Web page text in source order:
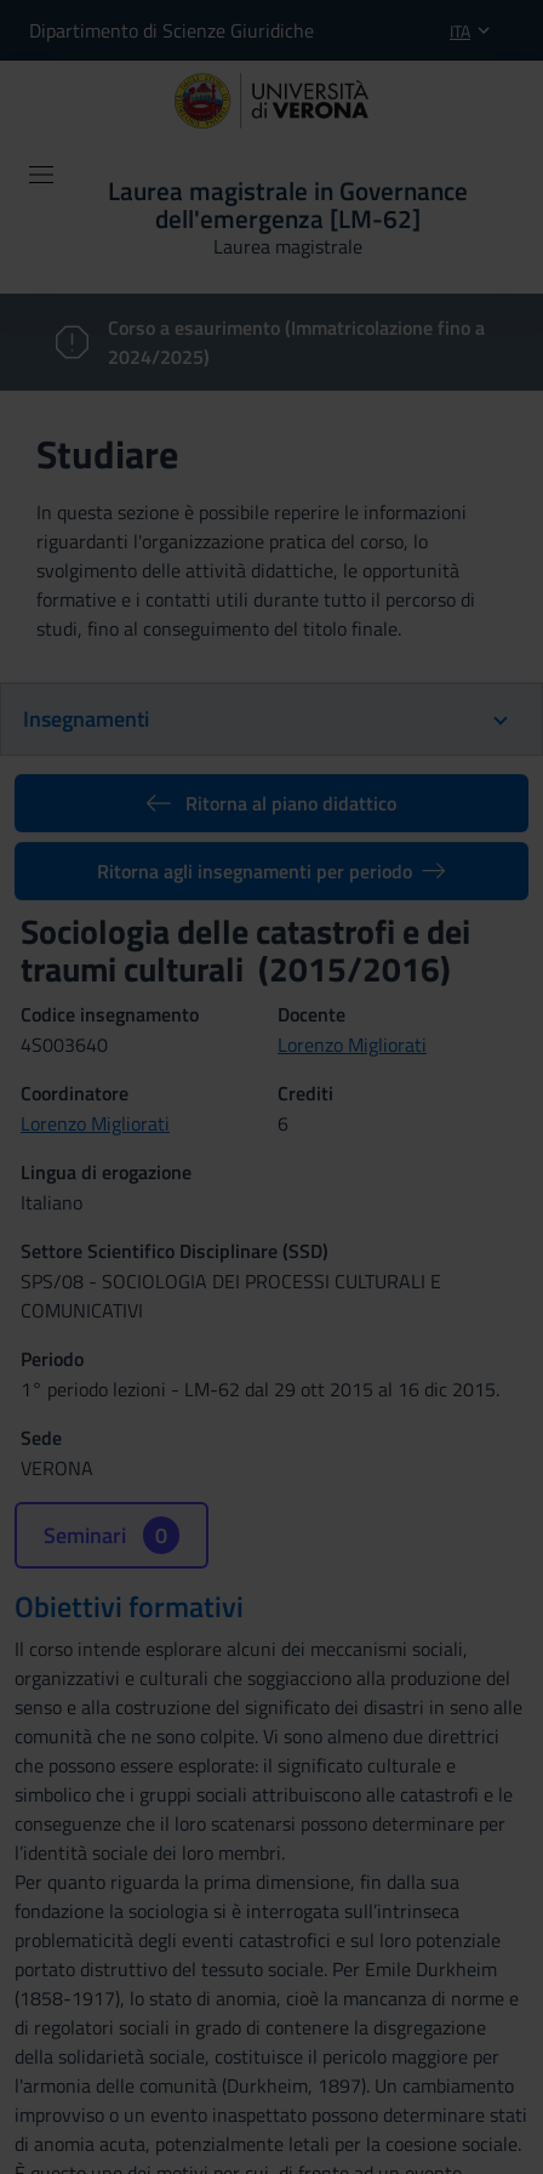
Dipartimento di Scienze Giuridiche ITA
Laurea magistrale in Governance
dell'emergenza [LM-62]
Laurea magistrale
Corso a esaurimento (Immatricolazione fino a
2024/2025)
Studiare
In questa sezione è possibile reperire le informazioni
riguardanti l'organizzazione pratica del corso, lo
svolgimento delle attività didattiche, le opportunità
formative e i contatti utili durante tutto il percorso di
studi, fino al conseguimento del titolo finale.
Insegnamenti
Ritorna al piano didattico
Ritorna agli insegnamenti per periodo
Sociologia delle catastrofi e dei
traumi culturali (2015/2016)
Codice insegnamento
4S003640
Docente
Lorenzo Migliorati
Coordinatore
Lorenzo Migliorati
Crediti
6
Lingua di erogazione
Italiano
Settore Scientifico Disciplinare (SSD)
SPS/08 - SOCIOLOGIA DEI PROCESSI CULTURALI E
COMUNICATIVI
Periodo
1° periodo lezioni - LM-62 dal 29 ott 2015 al 16 dic 2015.
Sede
VERONA
Seminari 0
Obiettivi formativi
Il corso intende esplorare alcuni dei meccanismi sociali,
organizzativi e culturali che soggiacciono alla produzione del
senso e alla costruzione del significato dei disastri in seno alle
comunità che ne sono colpite. Vi sono almeno due direttrici
che possono essere esplorate: il significato culturale e
simbolico che i gruppi sociali attribuiscono alle catastrofi e le
conseguenze che il loro scatenarsi possono determinare per
l’identità sociale dei loro membri.
Per quanto riguarda la prima dimensione, fin dalla sua
fondazione la sociologia si è interrogata sull’intrinseca
problematicità degli eventi catastrofici e sul loro potenziale
portato distruttivo del tessuto sociale. Per Emile Durkheim
(1858-1917), lo stato di anomia, cioè la mancanza di norme e
di regolatori sociali in grado di contenere la disgregazione
della solidarietà sociale, costituisce il pericolo maggiore per
l'armonia delle comunità (Durkheim, 1897). Un cambiamento
improvviso o un evento inaspettato possono determinare stati
di anomia acuta, potenzialmente letali per la coesione sociale.